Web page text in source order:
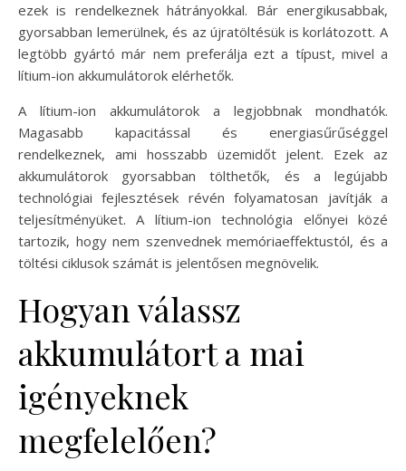
ezek is rendelkeznek hátrányokkal. Bár energikusabbak,
gyorsabban lemerülnek, és az újratöltésük is korlátozott. A
legtöbb gyártó már nem preferálja ezt a típust, mivel a
lítium-ion akkumulátorok elérhetők.
A lítium-ion akkumulátorok a legjobbnak mondhatók.
Magasabb kapacitással és energiasűrűséggel
rendelkeznek, ami hosszabb üzemidőt jelent. Ezek az
akkumulátorok gyorsabban tölthetők, és a legújabb
technológiai fejlesztések révén folyamatosan javítják a
teljesítményüket. A lítium-ion technológia előnyei közé
tartozik, hogy nem szenvednek memóriaeffektustól, és a
töltési ciklusok számát is jelentősen megnövelik.
Hogyan válassz
akkumulátort a mai
igényeknek
megfelelően?